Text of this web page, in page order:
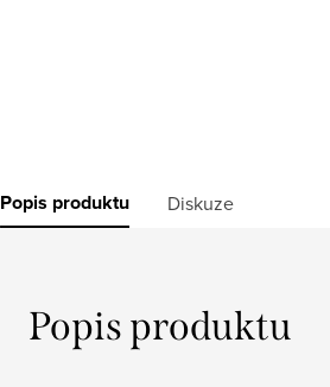
Popis produktu Diskuze
Popis produktu